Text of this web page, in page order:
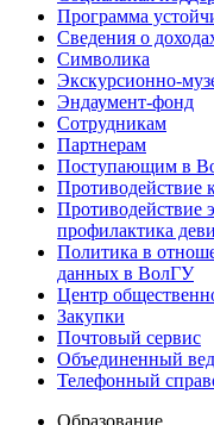
Программа
Сведения о
Символика
Экскурсионно-
Эндаумент-фонд
Сотрудникам
Партнерам
Поступающим в
Противодействие
Противодействие
профилактика
Политика в
данных в ВолГУ
Центр
Закупки
Почтовый сервис
Объединенный
Телефонный
Образование